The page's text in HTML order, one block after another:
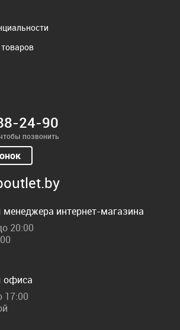
24-90
позвонить
интернет-магазина
20:00
офиса
17:00